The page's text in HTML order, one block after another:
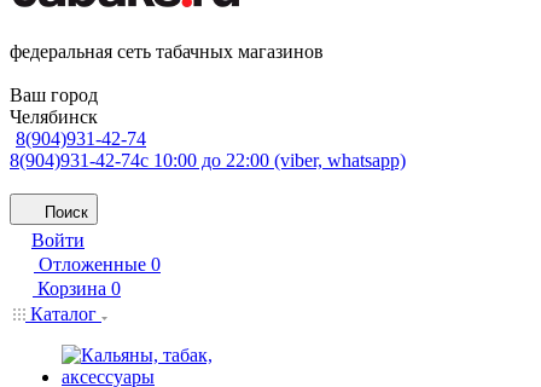
федеральная сеть табачных магазинов
Ваш город
Челябинск
8(904)931-42-74
8(904)931-42-74с 10:00 до 22:00 (viber, whatsapp)
Поиск
Войти
Отложенные 0
Корзина 0
Каталог